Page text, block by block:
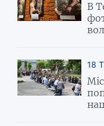
В
18